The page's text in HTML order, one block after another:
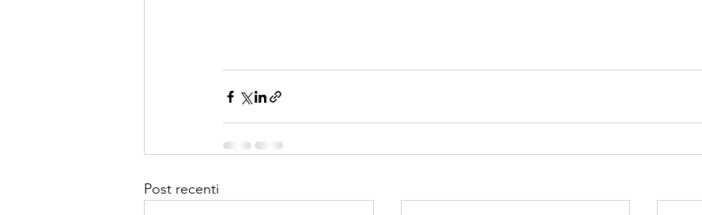
Post recenti